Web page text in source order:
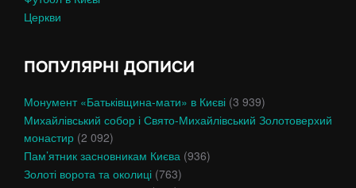
Церкви
ПОПУЛЯРНІ ДОПИСИ
Монумент «Батьківщина-мати» в Києві (3 939)
Михайлівський собор і Свято-Михайлівський Золотоверхий
монастир (2 092)
Пам’ятник засновникам Києва (936)
Золоті ворота та околиці (763)